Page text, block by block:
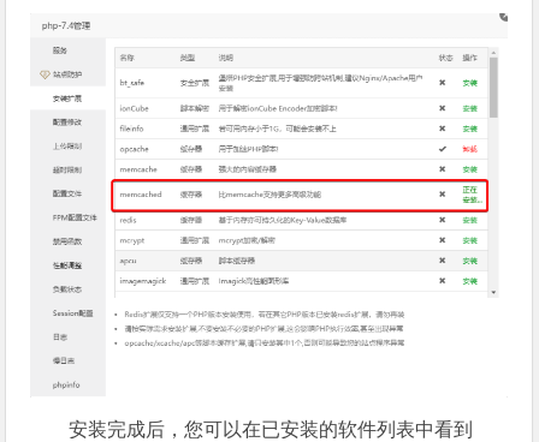
安装完成后，您可以在已安装的软件列表中看到